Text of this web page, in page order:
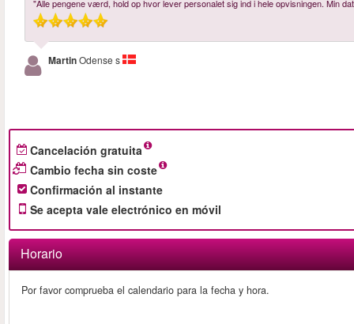
"Alle pengene værd, hold op hvor lever personalet sig ind i hele opvisningen. Min
MartinOdense s
Cancelación gratuita
Cambio fecha sin coste
Confirmación al instante
Se acepta vale electrónico en móvil
Horario
Por favor comprueba el calendario para la fecha y hora.